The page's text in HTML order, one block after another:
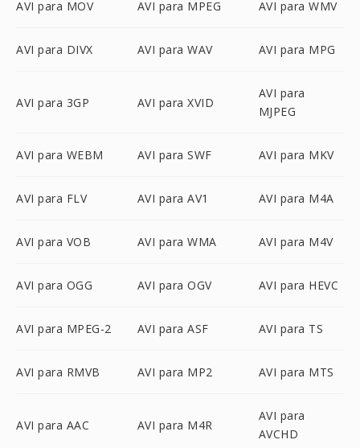
AVI para MOV AVI para MPEG AVI para WMV
AVI para DIVX AVI para WAV AVI para MPG
AVI para 3GP AVI para XVID
AVI para
MJPEG
AVI para WEBM AVI para SWF AVI para MKV
AVI para FLV AVI para AV1 AVI para M4A
AVI para VOB AVI para WMA AVI para M4V
AVI para OGG AVI para OGV AVI para HEVC
AVI para MPEG-2 AVI para ASF AVI para TS
AVI para RMVB AVI para MP2 AVI para MTS
AVI para AAC AVI para M4R
AVI para
AVCHD